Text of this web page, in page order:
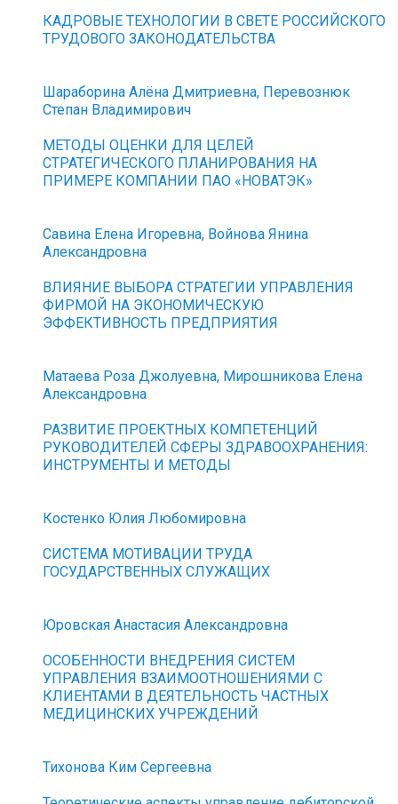
КАДРОВЫЕ ТЕХНОЛОГИИ В СВЕТЕ РОССИЙСКОГО
ТРУДОВОГО ЗАКОНОДАТЕЛЬСТВА
Шараборина Алёна Дмитриевна, Перевознюк
Степан Владимирович
МЕТОДЫ ОЦЕНКИ ДЛЯ ЦЕЛЕЙ
СТРАТЕГИЧЕСКОГО ПЛАНИРОВАНИЯ НА
ПРИМЕРЕ КОМПАНИИ ПАО «НОВАТЭК»
Савина Елена Игоревна, Войнова Янина
Александровна
ВЛИЯНИЕ ВЫБОРА СТРАТЕГИИ УПРАВЛЕНИЯ
ФИРМОЙ НА ЭКОНОМИЧЕСКУЮ
ЭФФЕКТИВНОСТЬ ПРЕДПРИЯТИЯ
Матаева Роза Джолуевна, Мирошникова Елена
Александровна
РАЗВИТИЕ ПРОЕКТНЫХ КОМПЕТЕНЦИЙ
РУКОВОДИТЕЛЕЙ СФЕРЫ ЗДРАВООХРАНЕНИЯ:
ИНСТРУМЕНТЫ И МЕТОДЫ
Костенко Юлия Любомировна
СИСТЕМА МОТИВАЦИИ ТРУДА
ГОСУДАРСТВЕННЫХ СЛУЖАЩИХ
Юровская Анастасия Александровна
ОСОБЕННОСТИ ВНЕДРЕНИЯ СИСТЕМ
УПРАВЛЕНИЯ ВЗАИМООТНОШЕНИЯМИ С
КЛИЕНТАМИ В ДЕЯТЕЛЬНОСТЬ ЧАСТНЫХ
МЕДИЦИНСКИХ УЧРЕЖДЕНИЙ
Тихонова Ким Сергеевна